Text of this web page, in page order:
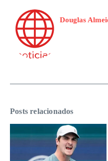
Douglas
Posts relacionados